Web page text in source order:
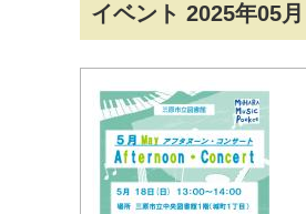
イベント 2025年05月